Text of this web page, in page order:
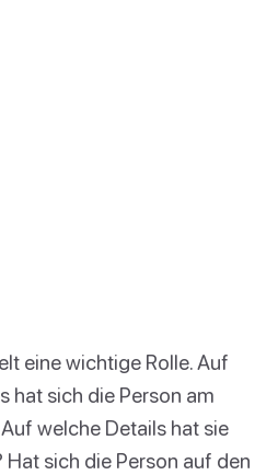
eine wichtige Rolle. Auf
hat sich die Person am
welche Details hat sie
sich die Person auf den